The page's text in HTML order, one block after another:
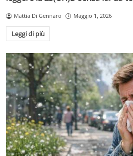
Mattia Di Gennaro Maggio 1, 2026
Leggi di più